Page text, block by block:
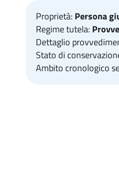
Proprietà: Persona
Regime tutela:
Dettaglio
Stato di
Ambito cronologico